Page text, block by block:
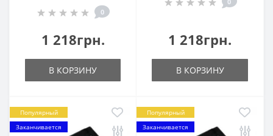
0
1 218грн.
В КОРЗИНУ
1 218грн.
В КОРЗИНУ
Популярный
Заканчивается
Популярный
Заканчивается